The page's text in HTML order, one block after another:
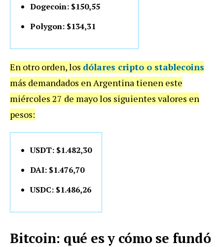
Dogecoin: $150,55
Polygon: $134,31
En otro orden, los dólares cripto o stablecoins
más demandados en Argentina tienen este
miércoles 27 de mayo los siguientes valores en
pesos:
USDT: $1.482,30
DAI: $1.476,70
USDC: $1.486,26
Bitcoin: qué es y cómo se fundó